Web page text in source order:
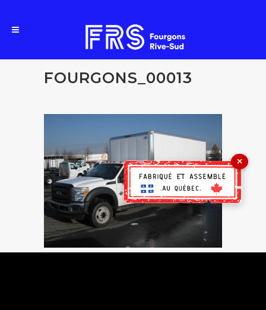
FOURGONS_00013
×